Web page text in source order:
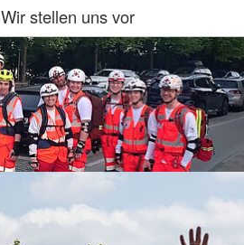
Wir stellen uns vor